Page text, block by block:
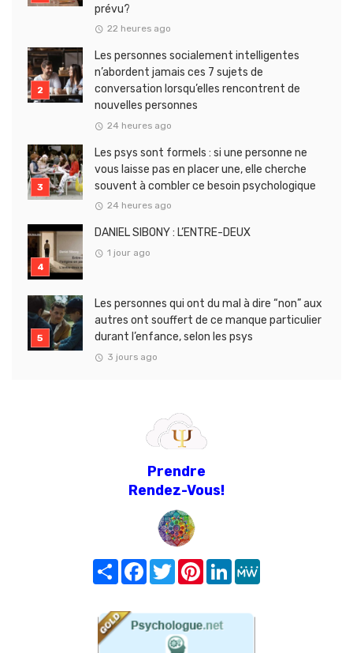
prévu?
22 heures ago
Les personnes socialement intelligentes
n’abordent jamais ces 7 sujets de
conversation lorsqu’elles rencontrent de
nouvelles personnes
24 heures ago
Les psys sont formels : si une personne ne
vous laisse pas en placer une, elle cherche
souvent à combler ce besoin psychologique
24 heures ago
DANIEL SIBONY : L’ENTRE-DEUX
1 jour ago
Les personnes qui ont du mal à dire “non” aux
autres ont souffert de ce manque particulier
durant l’enfance, selon les psys
3 jours ago
Prendre
Rendez-Vous!
Share FacebookTwitterPinterest
LinkedIn